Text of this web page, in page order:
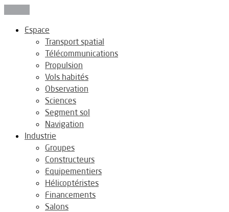
Espace
Transport spatial
Télécommunications
Propulsion
Vols habités
Observation
Sciences
Segment sol
Navigation
Industrie
Groupes
Constructeurs
Equipementiers
Hélicoptéristes
Financements
Salons